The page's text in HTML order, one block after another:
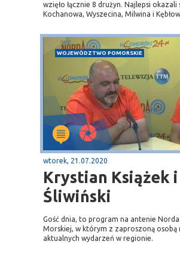
wzięło łącznie 8 drużyn. Najlepsi okazali
Kochanowa, Wyszecina, Milwina i
WOJEWÓDZTWO POMORSKIE
wtorek, 21.07.2020
Krystian Książek
Śliwiński
Gość dnia, to program na antenie
Morskiej, w którym z zaproszoną
aktualnych wydarzeń w regionie.